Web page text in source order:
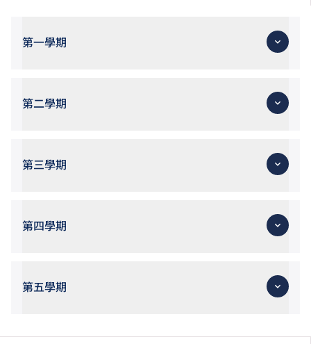
第一學期
第二學期
第三學期
第四學期
第五學期